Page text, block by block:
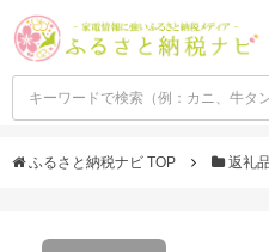
ふるさと納税ナビ TOP 返礼